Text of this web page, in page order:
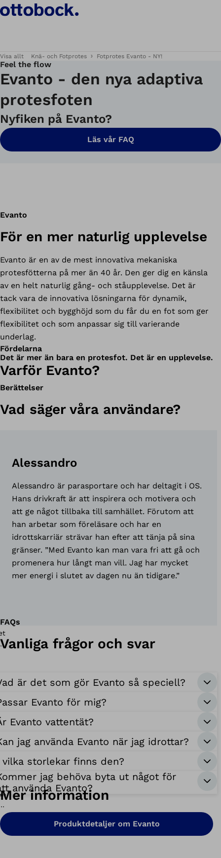
Visa allt Knä- och Fotprotes Fotprotes Evanto - NY!
Feel the flow
Evanto - den nya adaptiva
protesfoten
Nyfiken på Evanto?
Läs vår FAQ
Evanto
För en mer naturlig upplevelse
Evanto är en av de mest innovativa mekaniska
protesfötterna på mer än 40 år. Den ger dig en känsla
av en helt naturlig gång- och ståupplevelse. Det är
tack vara de innovativa lösningarna för dynamik,
flexibilitet och bygghöjd som du får du en fot som ger
flexibilitet och som anpassar sig till varierande
underlag.
Det är mer än bara en protesfot. Det är en upplevelse.
Fördelarna
Varför Evanto?
Berättelser
Vad säger våra användare?
Alessandro
Alessandro är parasportare och har deltagit i OS.
Hans drivkraft är att inspirera och motivera och
att ge något tillbaka till samhället. Förutom att
han arbetar som föreläsare och har en
idrottskarriär strävar han efter att tänja på sina
gränser. ”Med Evanto kan man vara fri att gå och
promenera hur långt man vill. Jag har mycket
mer energi i slutet av dagen nu än tidigare.”
FAQs
Vanliga frågor och svar
är det som gör Evanto så speciell?
Evanto för mig?
Evanto vattentät?
jag använda Evanto när jag idrottar?
vilka storlekar finns den?
jag behöva byta ut något för
använda Evanto?
Mer information
Produktdetaljer om Evanto